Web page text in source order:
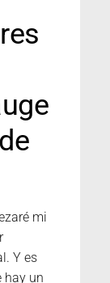
mi
Y es
hay un